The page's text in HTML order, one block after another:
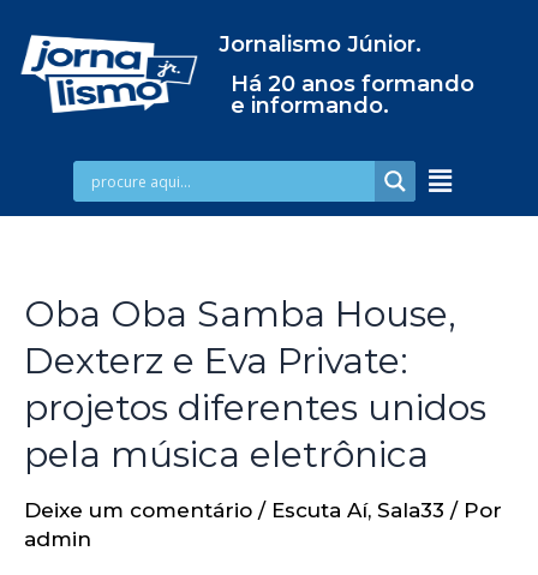
Jornalismo Júnior.
Há 20 anos formando
e informando.
Oba Oba Samba House,
Dexterz e Eva Private:
projetos diferentes unidos
pela música eletrônica
Deixe um comentário / Escuta Aí, Sala33 / Por
admin